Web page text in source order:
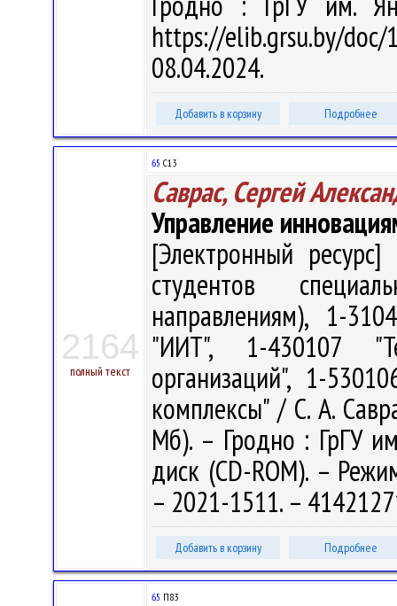
https://elib.grsu.by/
08.04.2024.
Добавить в корзину Подробнее
2164
полный текст
65 С13
Саврас, Сергей
Управление
[Электронный
студентов
направлениям), 1-
"ИИТ", 1-430107
организаций", 1-
комплексы" / С. А.
Мб). – Гродно : ГрГУ
диск (CD-ROM). –
– 2021-1511. –
Добавить в корзину Подробнее
65 П83